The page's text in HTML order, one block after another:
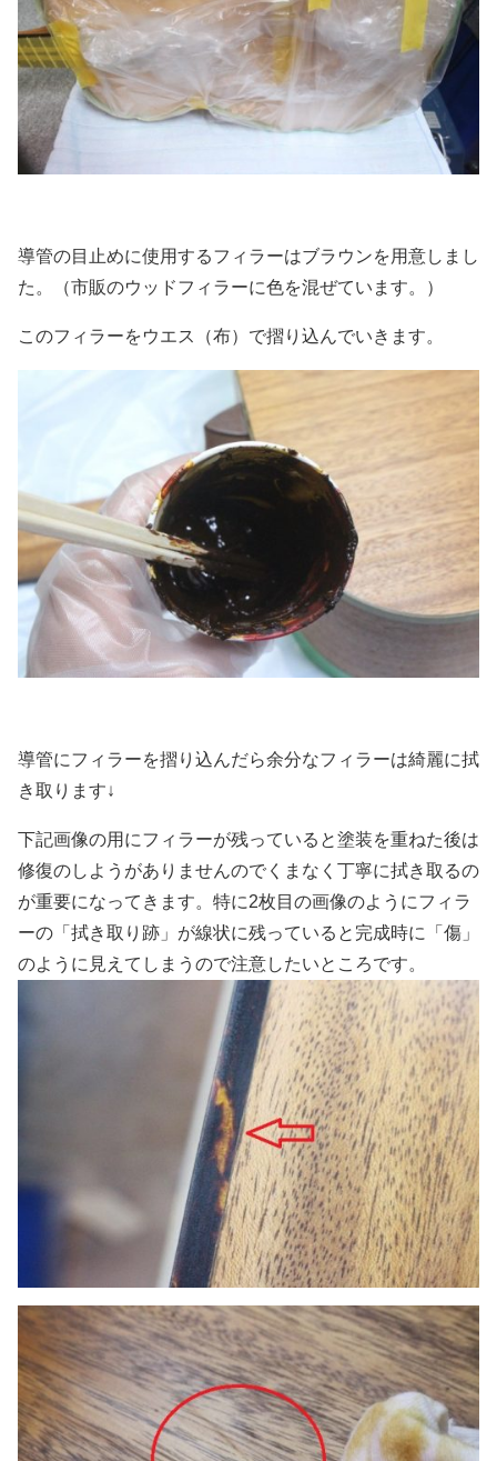
導管の目止めに使用するフィラーはブラウンを用意しまし
た。（市販のウッドフィラーに色を混ぜています。）
このフィラーをウエス（布）で摺り込んでいきます。
導管にフィラーを摺り込んだら余分なフィラーは綺麗に拭
き取ります↓
下記画像の用にフィラーが残っていると塗装を重ねた後は
修復のしようがありませんのでくまなく丁寧に拭き取るの
が重要になってきます。特に2枚目の画像のようにフィラ
ーの「拭き取り跡」が線状に残っていると完成時に「傷」
のように見えてしまうので注意したいところです。